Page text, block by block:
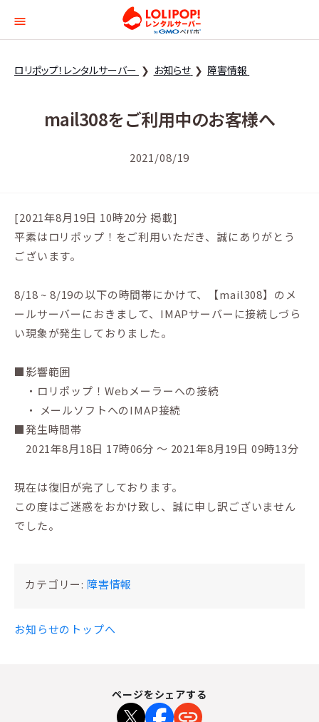
ロリポップ！レンタル
ロリポップ！レンタルサーバー お知らせ 障害情報
mail308をご利用中のお客様へ
2021/08/19
[2021年8月19日 10時20分 掲載]
平素はロリポップ！をご利用いただき、誠にありがとう
ございます。
8/18 ~ 8/19の以下の時間帯にかけて、【mail308】のメ
ールサーバーにおきまして、IMAPサーバーに接続しづら
い現象が発生しておりました。
■影響範囲
・ロリポップ！Webメーラーへの接続
・ メールソフトへのIMAP接続
■発生時間帯
2021年8月18日 17時06分 ～ 2021年8月19日 09時13分
現在は復旧が完了しております。
この度はご迷惑をおかけ致し、誠に申し訳ございません
でした。
カテゴリー: 障害情報
お知らせのトップへ
ページをシェアする